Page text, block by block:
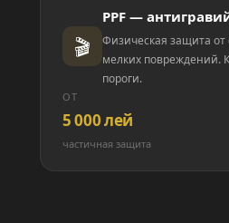
🎬
PPF —
Физическая защита от
мелких повреждений.
пороги.
ОТ
5 000 лей
частичная защита